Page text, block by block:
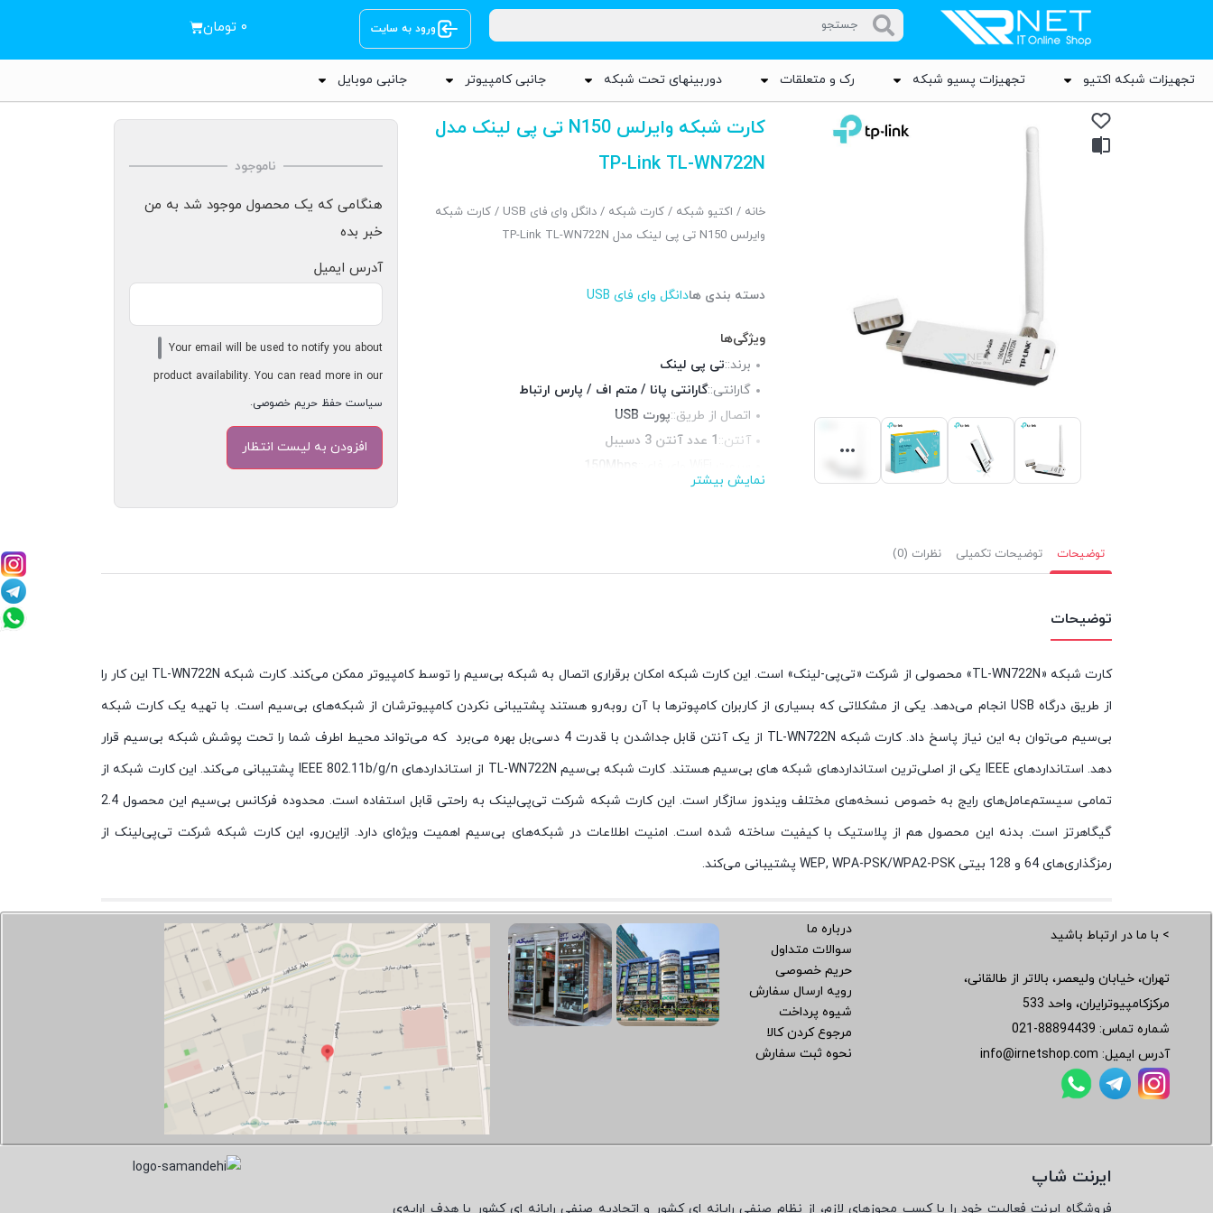
ورود به سایت ۰ تومان
تجهیزات شبکه اکتیو تجهیزات پسیو شبکه رک و متعلقات دوربینهای تحت شبکه جانبی کامپیوتر جانبی موبایل
کارت شبکه وایرلس N150 تی پی لینک مدل
TP-Link TL-WN722N
خانه / اکتیو شبکه /کارت شبکه /دانگل وای فای USB
/ کارت شبکه
وایرلس N150 تی پی لینک مدل TP-Link TL-WN722N
دسته بندی هادانگل وای فای USB
ویژگی‌ها
برند::تی پی لینک
گارانتی::گارانتی پانا / متم اف / پارس ارتباط
اتصال از طریق::پورت USB
آنتن::1 عدد آنتن 3 دسیبل
150Mbps
فرکانس::
نمایش بیشتر
ناموجود
هنگامی که یک محصول موجود شد به من
خبر بده
آدرس ایمیل
Your email will be used to notify you about
product availability. You can read more in our
سیاست حفظ حریم خصوصی.
توضیحات توضیحات تکمیلی نظرات (0)
توضیحات
کارت شبکه «TL-WN722N» محصولی از شرکت «تی‌‌پی‌-لینک» است. این کارت شبکه امکان برقراری اتصال به شبکه بی‌سیم را توسط کامپیوتر ممکن می‌کند. کارت شبکه TL-WN722N این کار را
از طریق درگاه USB انجام می‌دهد. یکی از مشکلاتی که بسیاری از کاربران کامپوترها با آن روبه‌رو هستند پشتیبانی نکردن کامپیوترشان از شبکه‌های بی‌سیم است. با تهیه یک کارت شبکه
بی‌سیم می‌توان به این نیاز پاسخ داد. کارت شبکه TL-WN722N از یک آنتن قابل جداشدن با قدرت 4 دسی‌بل بهره می‌برد که می‌تواند محیط اطرف شما را تحت پوشش شبکه بی‌سیم قرار
دهد. استانداردهای IEEE یکی از اصلی‌ترین استانداردهای شبکه ‌های بی‌سیم هستند. کارت‌ شبکه بی‌سیم TL-WN722N از استانداردهای IEEE 802.11b/g/n پشتیبانی می‌کند. این کارت شبکه از
تمامی سیستم‌عامل‌های رایج به خصوص نسخه‌های مختلف ویندوز سازگار است. این کارت شبکه شرکت تی‌پی‌لینک به راحتی قابل استفاده است. محدوده فرکانس بی‌سیم این محصول 2.4
گیگاهرتز است. بدنه این محصول هم از پلاستیک با کیفیت ساخته شده است. امنیت اطلاعات در شبکه‌های بی‌سیم اهمیت ویژه‌ای دارد. ازاین‌رو، این کارت شبکه شرکت تی‌پی‌لینک از
رمزگذاری‌های 64 و 128 بیتی WEP, WPA-PSK/WPA2-PSK پشتیبانی می‌کند.
> با ما در ارتباط باشید
تهران، خیابان ولیعصر، بالاتر از طالقانی،
مرکزکامپیوترایران، واحد 533
شماره تماس: 021-88894439
آدرس ایمیل: info@irnetshop.com
درباره ما
سوالات متداول
حریم خصوصی
رویه ارسال سفارش
شیوه پرداخت
مرجوع کردن کالا
نحوه ثبت سفارش
ایرنت شاپ
فروشگاه ایرنت فعالیت خود را با کسب مجوزهای لازم، از نظام صنفی رایانه ای کشور و اتحادیه صنفی رایانه ای کشور با هدف ارایه‌ی